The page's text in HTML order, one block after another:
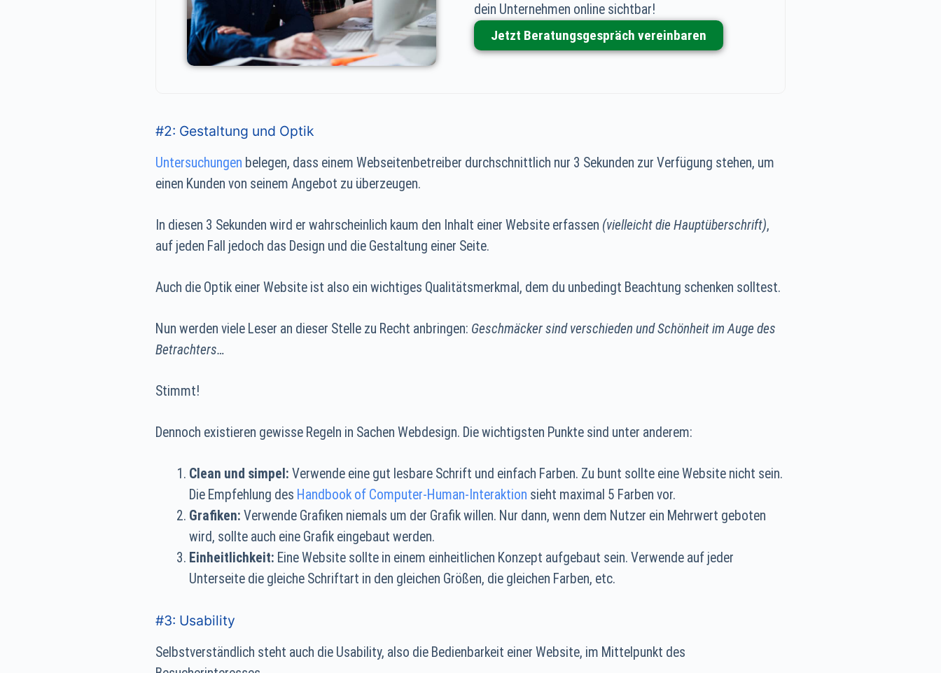
dein Unternehmen online sichtbar!
Jetzt Beratungsgespräch vereinbaren
#2: Gestaltung und Optik
Untersuchungen belegen, dass einem Webseitenbetreiber durchschnittlich nur 3 Sekunden zur Verfügung stehen, um
einen Kunden von seinem Angebot zu überzeugen.
In diesen 3 Sekunden wird er wahrscheinlich kaum den Inhalt einer Website erfassen (vielleicht die Hauptüberschrift),
auf jeden Fall jedoch das Design und die Gestaltung einer Seite.
Auch die Optik einer Website ist also ein wichtiges Qualitätsmerkmal, dem du unbedingt Beachtung schenken solltest.
Nun werden viele Leser an dieser Stelle zu Recht anbringen: Geschmäcker sind verschieden und Schönheit im Auge des
Betrachters…
Stimmt!
Dennoch existieren gewisse Regeln in Sachen Webdesign. Die wichtigsten Punkte sind unter anderem:
Clean und simpel: Verwende eine gut lesbare Schrift und einfach Farben. Zu bunt sollte eine Website nicht sein.
Die Empfehlung des Handbook of Computer-Human-Interaktion sieht maximal 5 Farben vor.
Grafiken: Verwende Grafiken niemals um der Grafik willen. Nur dann, wenn dem Nutzer ein Mehrwert geboten
wird, sollte auch eine Grafik eingebaut werden.
Einheitlichkeit: Eine Website sollte in einem einheitlichen Konzept aufgebaut sein. Verwende auf jeder
Unterseite die gleiche Schriftart in den gleichen Größen, die gleichen Farben, etc.
#3: Usability
Selbstverständlich steht auch die Usability, also die Bedienbarkeit einer Website, im Mittelpunkt des